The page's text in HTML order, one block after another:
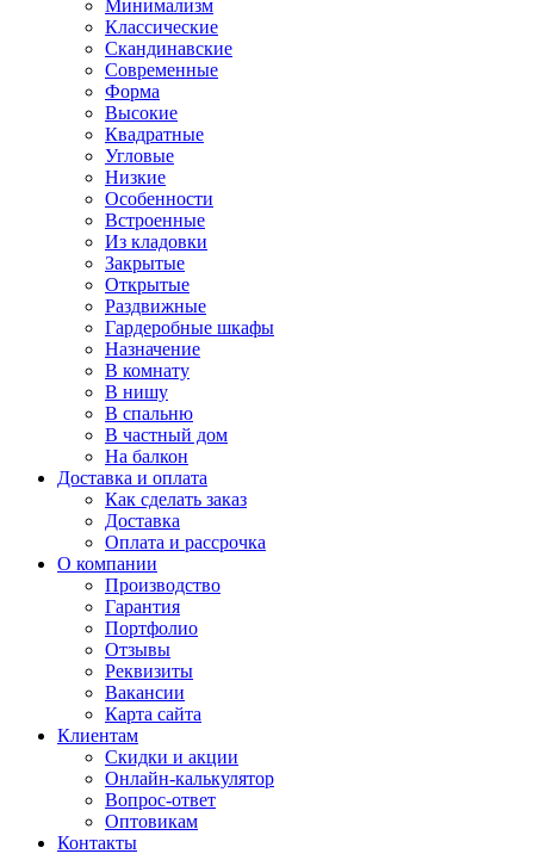
Минимализм
Классические
Скандинавские
Современные
Форма
Высокие
Квадратные
Угловые
Низкие
Особенности
Встроенные
Из кладовки
Закрытые
Открытые
Раздвижные
Гардеробные шкафы
Назначение
В комнату
В нишу
В спальню
В частный дом
На балкон
Доставка и оплата
Как сделать заказ
Доставка
Оплата и рассрочка
О компании
Производство
Гарантия
Портфолио
Отзывы
Реквизиты
Вакансии
Карта сайта
Клиентам
Скидки и акции
Онлайн-калькулятор
Вопрос-ответ
Оптовикам
Контакты